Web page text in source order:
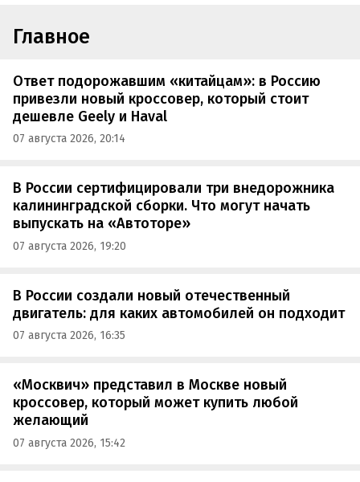
Главное
Ответ подорожавшим «китайцам»: в Россию
привезли новый кроссовер, который стоит
дешевле Geely и Haval
07 августа 2026, 20:14
В России сертифицировали три внедорожника
калининградской сборки. Что могут начать
выпускать на «Автоторе»
07 августа 2026, 19:20
В России создали новый отечественный
двигатель: для каких автомобилей он подходит
07 августа 2026, 16:35
«Москвич» представил в Москве новый
кроссовер, который может купить любой
желающий
07 августа 2026, 15:42